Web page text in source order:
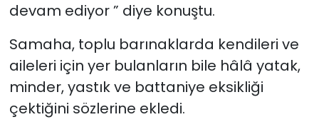
devam ediyor ” diye konuştu.
Samaha, toplu barınaklarda kendileri ve
aileleri için yer bulanların bile hâlâ yatak,
minder, yastık ve battaniye eksikliği
çektiğini sözlerine ekledi.